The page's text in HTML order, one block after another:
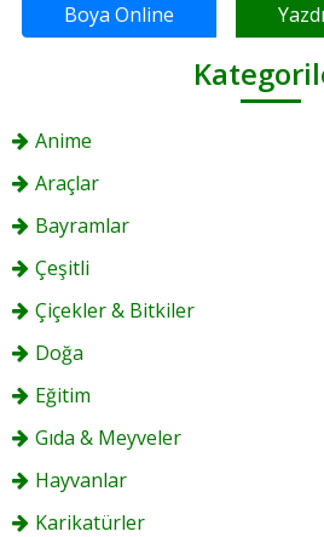
Boya Online
Anime
Araçlar
Bayramlar
Çeşitli
Çiçekler & Bitkiler
Doğa
Eğitim
Gıda & Meyveler
Hayvanlar
Karikatürler